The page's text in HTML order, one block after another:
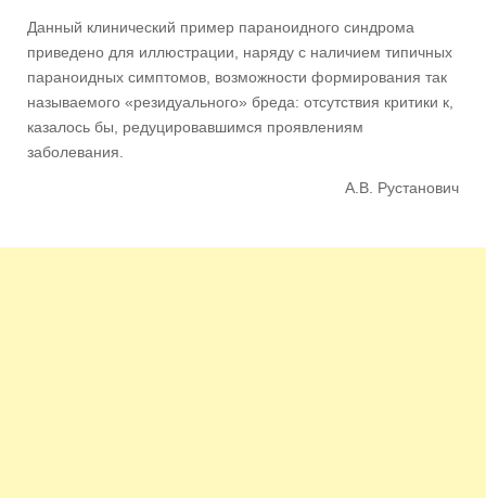
Данный клинический пример параноидного синдрома
приведено для иллюстрации, наряду с наличием типичных
параноидных симптомов, возможности формирования так
называемого «резидуального» бреда: отсутствия критики к,
казалось бы, редуцировавшимся проявлениям
заболевания.
А.В. Рустанович